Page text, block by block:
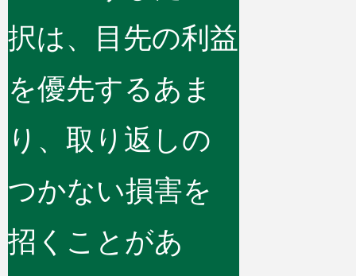
択は、目先の利益
を優先するあま
り、取り返しの
つかない損害を
招くことがあ